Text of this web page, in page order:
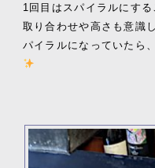
1回目はスパイラルにす
取り合わせや高さも意識
パイラルになっていたら